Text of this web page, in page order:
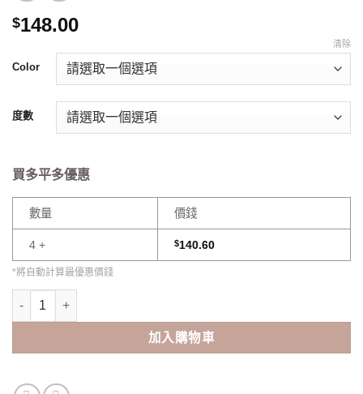
$148.00
Color
度數
清除
買多平多優惠
數量 價錢
4 + $140.60
*將自動計算最優惠價錢
One&only Kristin 1 Day (10pcs) 數量
加入購物車